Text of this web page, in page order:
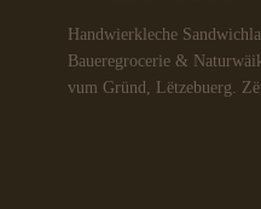
Handwierkleche
Baueregrocerie &
vum Gründ, Lëtzebuerg.